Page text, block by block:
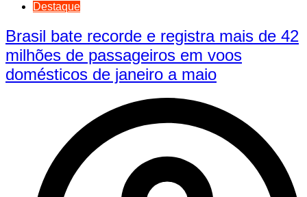
Destaque
Brasil bate recorde e registra mais de 42
milhões de passageiros em voos
domésticos de janeiro a maio